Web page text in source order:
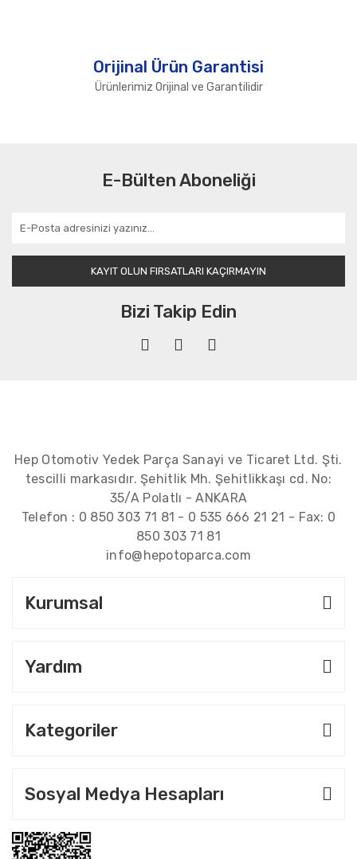
Orijinal Ürün Garantisi
Ürünlerimiz Orijinal ve Garantilidir
E-Bülten Aboneliği
KAYIT OLUN FIRSATLARI KAÇIRMAYIN
Bizi Takip Edin
Hep Otomotiv Yedek Parça Sanayi ve Ticaret Ltd. Şti.
tescilli markasıdır. Şehitlik Mh. Şehitlikkaşı cd. No:
35/A Polatlı - ANKARA
Telefon : 0 850 303 71 81 - 0 535 666 21 21 - Fax: 0
850 303 71 81
info@hepotoparca.com
Kurumsal
Yardım
Kategoriler
Sosyal Medya Hesapları